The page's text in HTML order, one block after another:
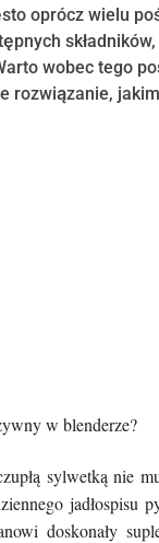
oprócz wielu
wobec tego
rozwiązanie,
w blenderze?
sylwetką nie
jadłospisu
doskonały